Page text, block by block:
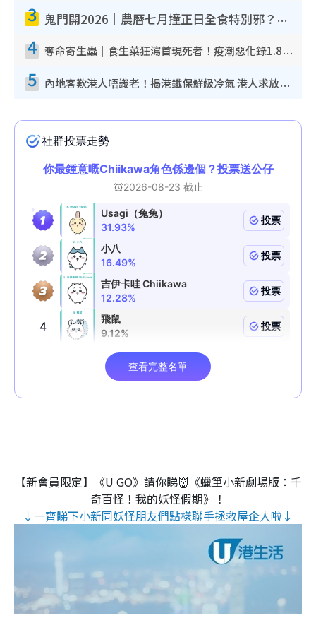
3 鬼門開2026｜農曆七月撞正日全食特別邪？專家警告切忌做一事！揭4大禁忌+2招保平安
4 奪命寄生蟲｜食生菜狂瀉首現死者！疫潮惡化錄1.8萬宗病例 揭洗菜3大謬誤
5 內地客歎港人唔識老！揭港鐵保鮮級冷氣 港人求放過：咪投訴
【新會員限定】《U GO》請你睇👹《蠟筆小新劇場版：千
奇百怪！我的妖怪假期》！
↓一齊睇下小新同妖怪朋友們點樣聯手拯救屋企人啦↓